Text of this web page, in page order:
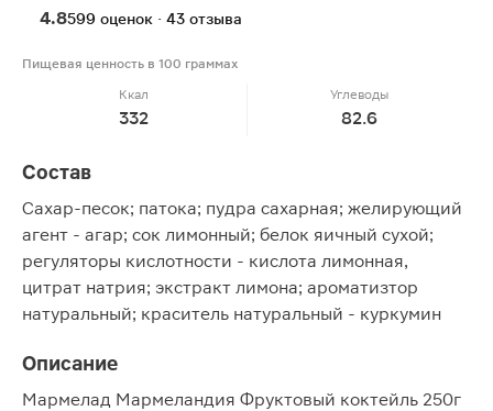
4.8599 оценок · 43 отзыва
Пищевая ценность в 100 граммах
Ккал
332
Углеводы
82.6
Состав
Сахар-песок; патока; пудра сахарная; желирующий
агент - агар; сок лимонный; белок яичный сухой;
регуляторы кислотности - кислота лимонная,
цитрат натрия; экстракт лимона; ароматизтор
натуральный; краситель натуральный - куркумин
Описание
Мармелад Мармеландия Фруктовый коктейль 250г